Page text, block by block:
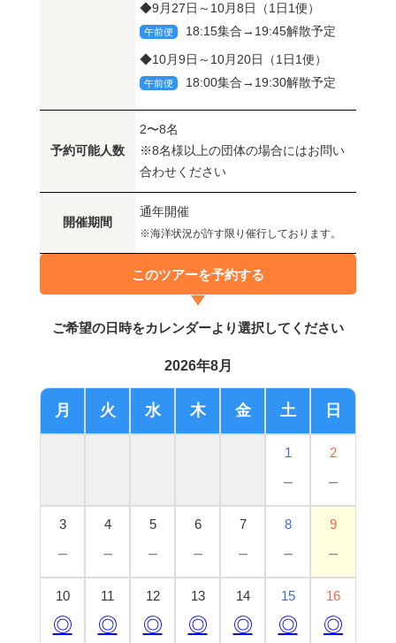
◆9月27日～10月8日（1日1便）
午前便 18:15集合→19:45解散予定
◆10月9日～10月20日（1日1便）
午前便 18:00集合→19:30解散予定
予約可能人数
2〜8名
※8名様以上の団体の場合にはお問い
合わせください
開催期間
通年開催
※海洋状況が許す限り催行しております。
このツアーを予約する
ご希望の日時をカレンダーより選択してください
2026年8月
月 火 水 木 金 土 日
1
－
2
－
3
－
4
－
5
－
6
－
7
－
8
－
9
－
10
◎
11
◎
12
◎
13
◎
14
◎
15
◎
16
◎